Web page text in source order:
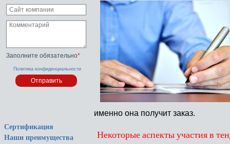
Заполните обязательно*
Политика конфиденциальности
Сертификация
Наши преимущества
именно она получит заказ.
Некоторые аспекты участия в